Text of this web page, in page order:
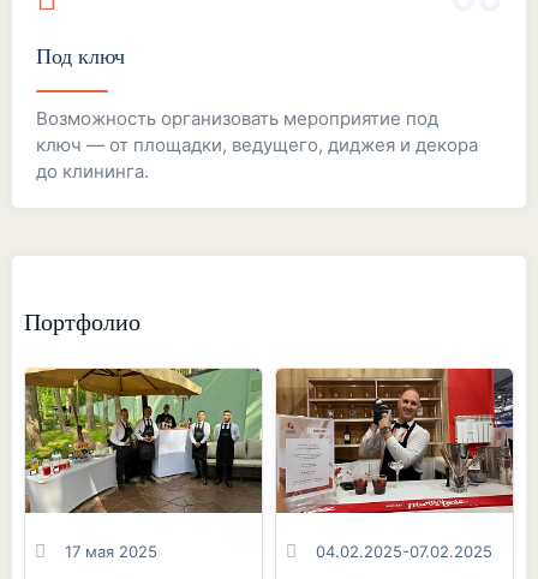
Под ключ
Возможность организовать мероприятие под
ключ — от площадки, ведущего, диджея и декора
до клининга.
Портфолио
17 мая 2025
04.02.2025-07.02.2025